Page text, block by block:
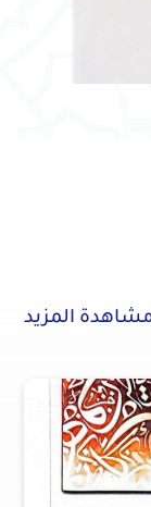
المزيد